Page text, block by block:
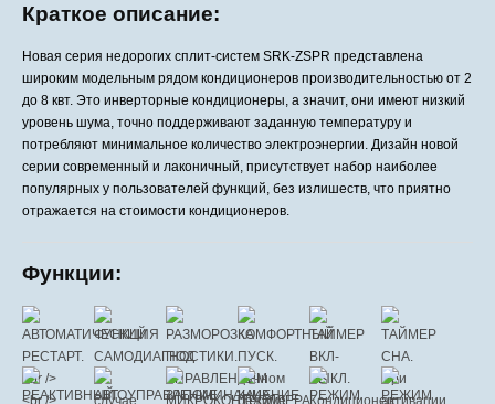
Краткое описание:
Новая серия недорогих сплит-систем SRK-ZSPR представлена
широким модельным рядом кондиционеров производительностью от 2
до 8 квт. Это инверторные кондиционеры, а значит, они имеют низкий
уровень шума, точно поддерживают заданную температуру и
потребляют минимальное количество электроэнергии. Дизайн новой
серии современный и лаконичный, присутствует набор наиболее
популярных у пользователей функций, без излишеств, что приятно
отражается на стоимости кондиционеров.
Функции: